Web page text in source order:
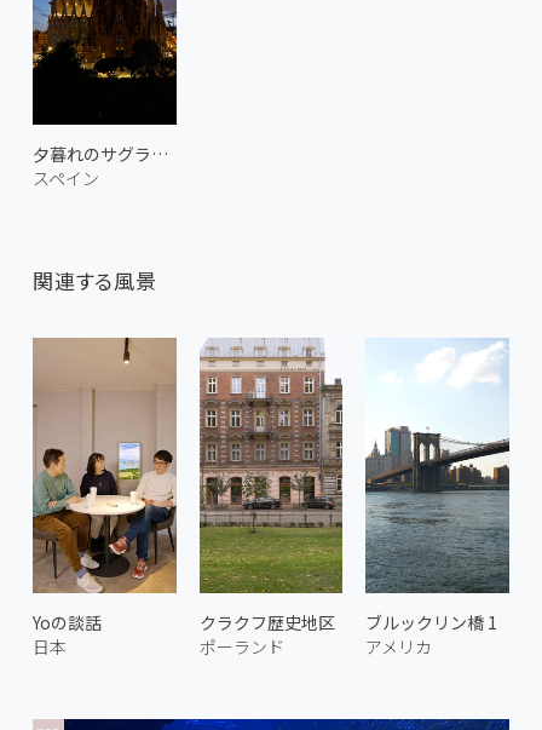
夕暮れのサグラダ・ファミリア
スペイン
関連する風景
Yoの談話
日本
クラクフ歴史地区
ポーランド
ブルックリン橋 1
アメリカ